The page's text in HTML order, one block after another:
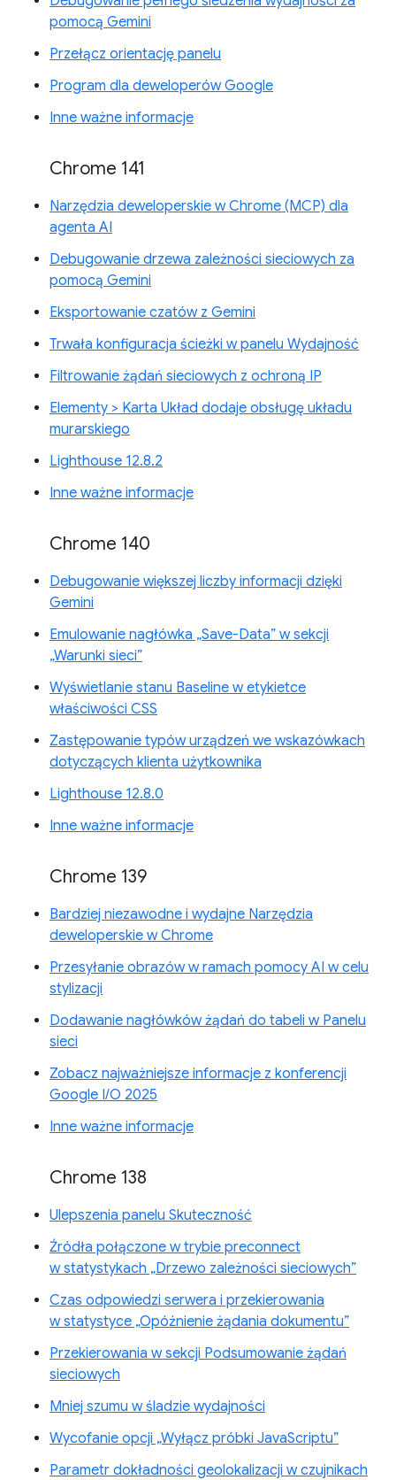
pomocą Gemini
Przełącz orientację panelu
Program dla deweloperów Google
Inne ważne informacje
Chrome 141
Narzędzia deweloperskie w Chrome (MCP) dla
agenta AI
Debugowanie drzewa zależności sieciowych za
pomocą Gemini
Eksportowanie czatów z Gemini
Trwała konfiguracja ścieżki w panelu Wydajność
Filtrowanie żądań sieciowych z ochroną IP
Elementy > Karta Układ dodaje obsługę układu
murarskiego
Lighthouse 12.8.2
Inne ważne informacje
Chrome 140
Debugowanie większej liczby informacji dzięki
Gemini
Emulowanie nagłówka „Save-Data” w sekcji
„Warunki sieci”
Wyświetlanie stanu Baseline w etykietce
właściwości CSS
Zastępowanie typów urządzeń we wskazówkach
dotyczących klienta użytkownika
Lighthouse 12.8.0
Inne ważne informacje
Chrome 139
Bardziej niezawodne i wydajne Narzędzia
deweloperskie w Chrome
Przesyłanie obrazów w ramach pomocy AI w celu
stylizacji
Dodawanie nagłówków żądań do tabeli w Panelu
sieci
Zobacz najważniejsze informacje z konferencji
Google I/O 2025
Inne ważne informacje
Chrome 138
Ulepszenia panelu Skuteczność
Źródła połączone w trybie preconnect
w statystykach „Drzewo zależności sieciowych”
Czas odpowiedzi serwera i przekierowania
w statystyce „Opóźnienie żądania dokumentu”
Przekierowania w sekcji Podsumowanie żądań
sieciowych
Mniej szumu w śladzie wydajności
Wycofanie opcji „Wyłącz próbki JavaScriptu”
Parametr dokładności geolokalizacji w czujnikach